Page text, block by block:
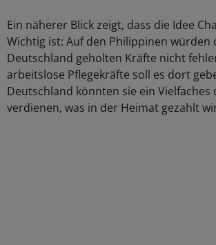
Ein näherer Blick zeigt, dass die Idee
Wichtig ist: Auf den Philippinen würden
Deutschland geholten Kräfte nicht
arbeitslose Pflegekräfte soll es dort
Deutschland könnten sie ein Vielfaches
verdienen, was in der Heimat gezahlt